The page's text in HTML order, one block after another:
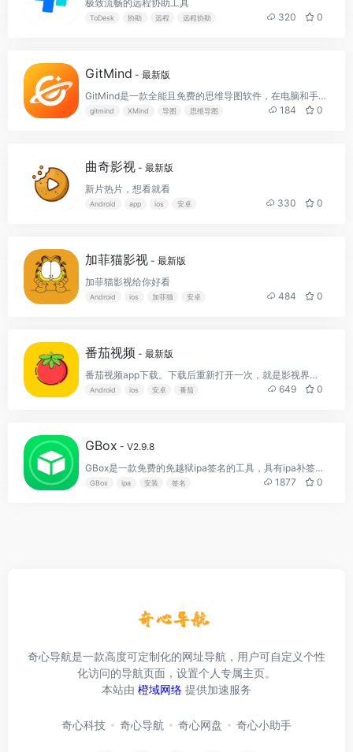
极致流畅的远程协助工具
ToDesk 协助 远程 远程协助 320 0
GitMind - 最新版
GitMind是一款全能且免费的思维导图软件，在电脑和手机上都能畅享思维碰撞体验。
gitmind XMind 导图 思维导图 184 0
曲奇影视 - 最新版
新片热片，想看就看
Android app ios 安卓 330 0
加菲猫影视 - 最新版
加菲猫影视给你好看
Android ios 加菲猫 安卓 484 0
番茄视频 - 最新版
番茄视频app下载。下载后重新打开一次，就是影视界面了
Android ios 安卓 番茄 649 0
GBox - V2.9.8
GBox是一款免费的免越狱ipa签名的工具，具有ipa补签、ipa安装下载。请勿签名任何未经授权的app，否则请自行承担法律风险
GBox ipa 安装 签名 1877 0
奇心导航是一款高度可定制化的网址导航，用户可自定义个性
化访问的导航页面，设置个人专属主页。
本站由 橙域网络 提供加速服务
奇心科技 奇心导航 奇心网盘 奇心小助手